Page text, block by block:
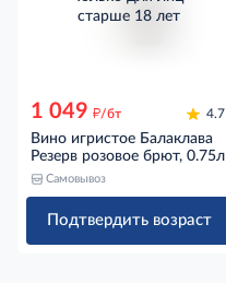
старше 18 лет
1 049 д/бт 4.7
Вино игристое Балаклава
Резерв розовое брют, 0.75л
Самовывоз
Подтвердить возраст